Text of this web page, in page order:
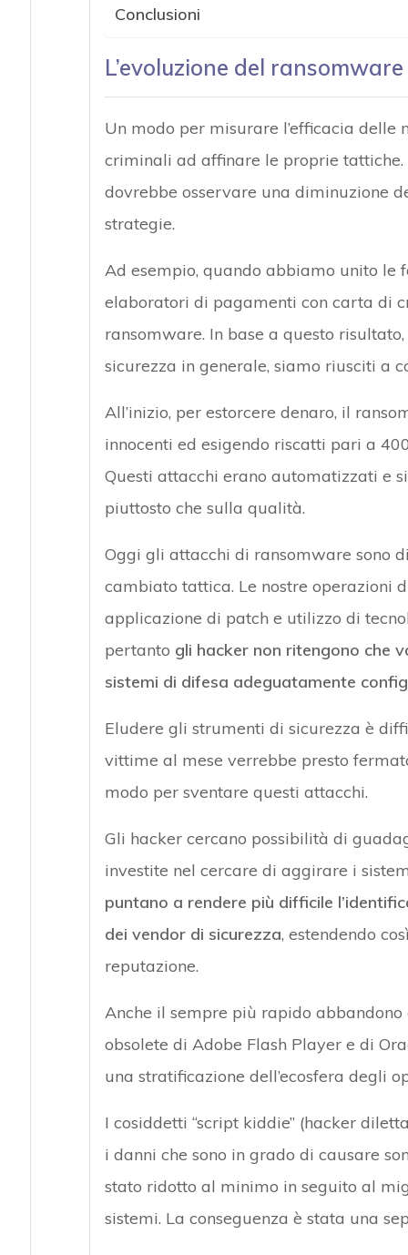
Conclusioni
L’evoluzione del
Un modo per misurare l’efficacia
criminali ad affinare le proprie
dovrebbe osservare una diminuzione
strategie.
Ad esempio, quando abbiamo unito
elaboratori di pagamenti con carta di
ransomware. In base a questo
sicurezza in generale, siamo riusciti a
All’inizio, per estorcere denaro, il
innocenti ed esigendo riscatti pari a
Questi attacchi erano automatizzati e
piuttosto che sulla qualità.
Oggi gli attacchi di ransomware sono
cambiato tattica. Le nostre operazioni
applicazione di patch e utilizzo di
pertanto gli hacker non ritengono che
sistemi di difesa adeguatamente
Eludere gli strumenti di sicurezza è
vittime al mese verrebbe presto
modo per sventare questi attacchi.
Gli hacker cercano possibilità di
investite nel cercare di aggirare i
puntano a rendere più difficile
dei vendor di sicurezza, estendendo
reputazione.
Anche il sempre più rapido
obsolete di Adobe Flash Player e di
una stratificazione dell’ecosfera degli
I cosiddetti “script kiddie” (hacker
i danni che sono in grado di causare
stato ridotto al minimo in seguito al
sistemi. La conseguenza è stata una